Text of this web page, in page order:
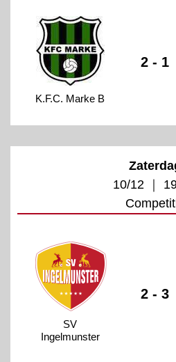
K.F.C. Marke B
2 - 1
10/12 ｜
SV
Ingelmunster
2 - 3